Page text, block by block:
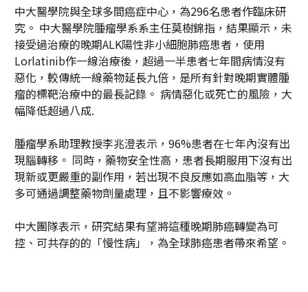
中大醫學院與全球多間癌症中心，為296名患者作臨床研
究。 中大醫學院腫瘤學系系主任莫樹錦指，結果顯示，未
接受過治療的晚期ALK陽性非小細胞肺癌患者，使用
Lorlatinib作一線治療後，超過一半患者七年間病情沒有
惡化，較傳統一線藥物延長九倍，是所有針對晚期實體腫
瘤的標靶治療中的最長記錄。 病情惡化或死亡的風險，大
幅降低超過八成.
腫瘤學系助理教授李兆澄表示，96%患者在七年內沒有出
現腦轉移。 同時，藥物安全性高，患者長期服用下沒有出
現新或更嚴重的副作用，若出現不良反應如高血脂等，大
多可通過調整藥物劑量處理，且不影響療效。
中大團隊表示，研究結果有望將這種晚期肺癌轉變為可
控、可共存的的「慢性病」，為全球肺癌患者帶來希望。